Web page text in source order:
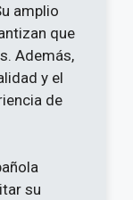
amplio
que
Además,
y el
de
su